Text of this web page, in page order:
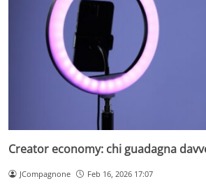
Creator economy: chi guadagna
JCompagnone Feb 16, 2026 17:07